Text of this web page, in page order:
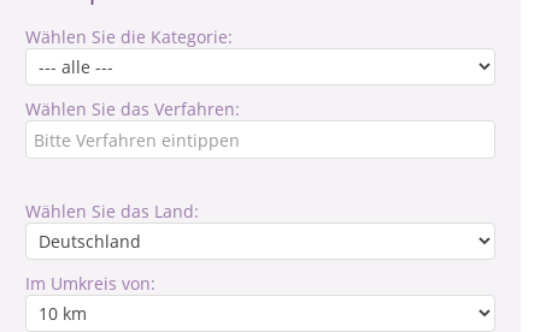
Wählen Sie die Kategorie:
Wählen Sie das Verfahren:
Wählen Sie das Land:
Im Umkreis von: